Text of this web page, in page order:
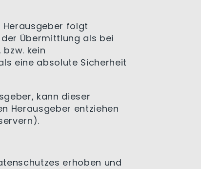
Herausgeber folgt
Übermittlung als bei
kein
eine absolute Sicherheit
kann dieser
Herausgeber entziehen
erhoben und